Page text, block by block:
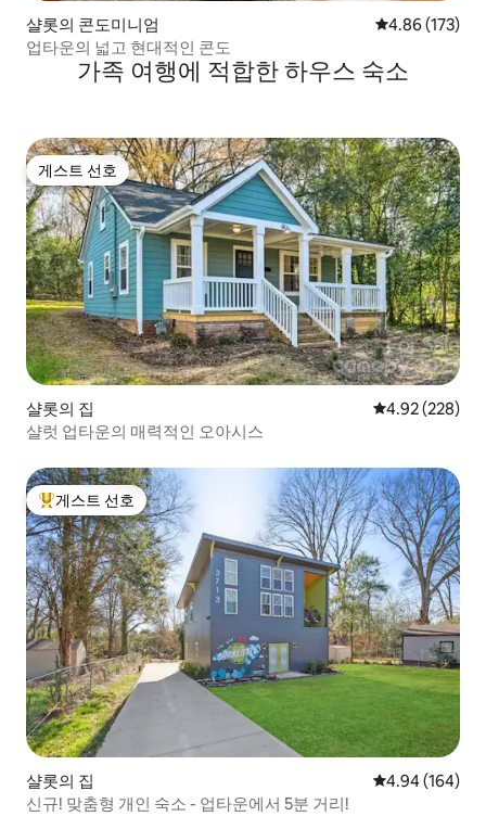
샬롯의 콘도미니엄 평점 4.86점(5
4.86 (173)
업타운의 넓고 현대적인 콘도
가족 여행에 적합한 하우스 숙소
게스트 선호
게스트 선호
샬롯의 집 평점 4.92점(5
4.92 (228)
샬럿 업타운의 매력적인 오아시스
상위 게스트 선호
게스트 선호
샬롯의 집 평점 4.94점(5
4.94 (164)
신규! 맞춤형 개인 숙소 - 업타운에서 5분 거리!